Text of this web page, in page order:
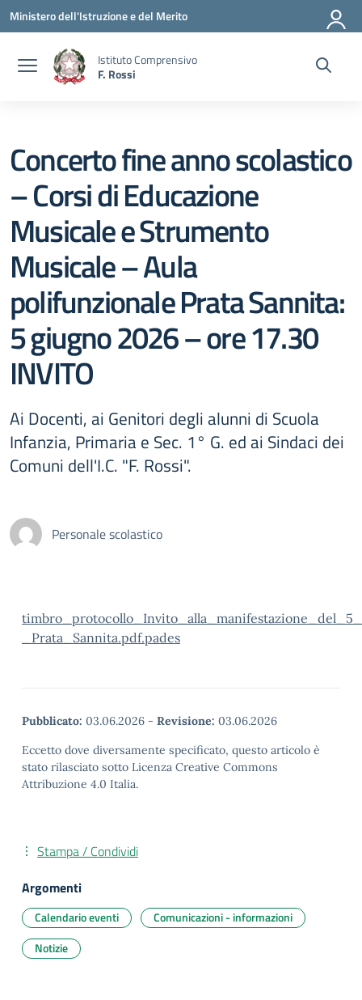
Vai ai contenuti
Vai al menu di navigazione
Vai al footer
Ministero dell'Istruzione e del Merito
Istituto Comprensivo
F. Rossi
Concerto fine anno scolastico
– Corsi di Educazione
Musicale e Strumento
Musicale – Aula
polifunzionale Prata Sannita:
5 giugno 2026 – ore 17.30
INVITO
Ai Docenti, ai Genitori degli alunni di Scuola
Infanzia, Primaria e Sec. 1° G. ed ai Sindaci dei
Comuni dell'I.C. "F. Rossi".
Personale scolastico
_Prata_Sannita.pdf.pades
Pubblicato: 03.06.2026 - Revisione: 03.06.2026
Eccetto dove diversamente specificato, questo articolo è
stato rilasciato sotto Licenza Creative Commons
Attribuzione 4.0 Italia.
Stampa / Condividi
Argomenti
Calendario eventi
Comunicazioni - informazioni
Notizie